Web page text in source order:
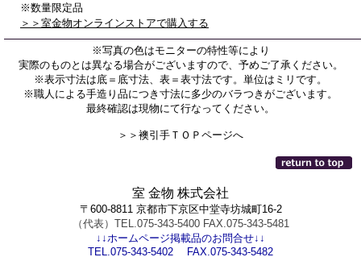
※数量限定品
＞＞室金物オンラインストアで購入する
※写真の色はモニターの特性等により
実際のものとは異なる場合がございますので、予めご了承ください。
※表示寸法は底＝底寸法、表＝表寸法です。単位はミリです。
※職人による手造り品につき寸法に多少のバラつきがございます。
最終確認は現物にて行なってください。
＞＞襖引手ＴＯＰページへ
室 金物 株式会社
〒600-8811 京都市下京区中堂寺坊城町16-2
（代表）TEL.075-343-5400 FAX.075-343-5481
↓↓ホームページ掲載品のお問合せ↓↓
TEL.075-343-5402 FAX.075-343-5482